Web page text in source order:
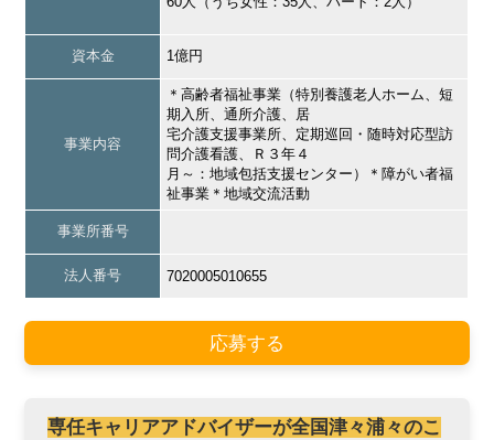
資本金 1億円
事業内容
＊高齢者福祉事業（特別養護老人ホーム、短
期入所、通所介護、居
宅介護支援事業所、定期巡回・随時対応型訪
問介護看護、Ｒ３年４
月～：地域包括支援センター）＊障がい者福
祉事業＊地域交流活動
事業所番号
法人番号 7020005010655
応募する
専任キャリアアドバイザーが全国津々浦々のこ